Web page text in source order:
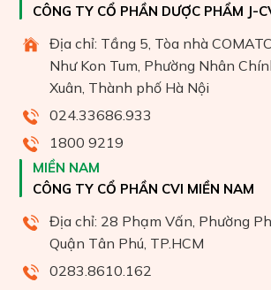
CÔNG TY CỔ PHẦN DƯỢC PHẨM J-
Địa chỉ: Tầng 5, Tòa nhà
Như Kon Tum, Phường Nhân
Xuân, Thành phố Hà Nội
024.33686.933
1800 9219
MIỀN NAM
CÔNG TY CỔ PHẦN CVI MIỀN NAM
Địa chỉ: 28 Phạm Vấn, Phường
Quận Tân Phú, TP.HCM
0283.8610.162